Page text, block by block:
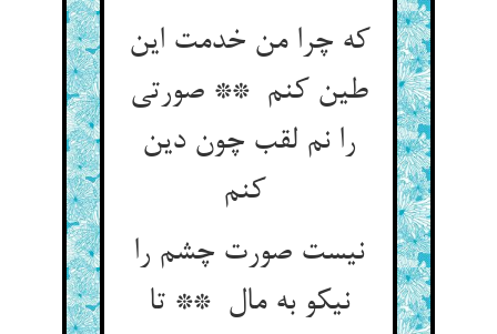
که چرا من خدمت این
طین کنم ** صورتی
را نم لقب چون دین
نیست صورت چشم را
نیکو به مال ** تا